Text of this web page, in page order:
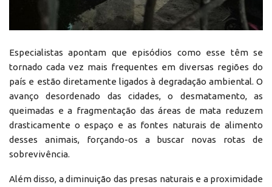
Especialistas apontam que episódios como esse têm se
tornado cada vez mais frequentes em diversas regiões do
país e estão diretamente ligados à degradação ambiental. O
avanço desordenado das cidades, o desmatamento, as
queimadas e a fragmentação das áreas de mata reduzem
drasticamente o espaço e as fontes naturais de alimento
desses animais, forçando-os a buscar novas rotas de
sobrevivência.
Além disso, a diminuição das presas naturais e a proximidade